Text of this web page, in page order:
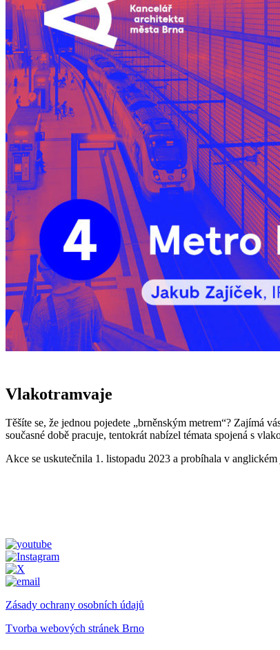
Vlakotramvaje
Těšíte se, že jednou pojedete „brněnským metrem“? Zajímá
současné době pracuje, tentokrát nabízel témata spojená s
Akce se uskutečnila 1. listopadu 2023 a probíhala v
Zásady ochrany osobních údajů
Tvorba webových stránek Brno